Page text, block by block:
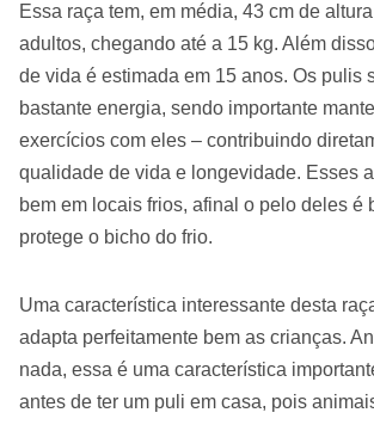
Essa raça tem, em média, 43 cm de
adultos, chegando até a 15 kg. Além
de vida é estimada em 15 anos. Os pulis
bastante energia, sendo importante
exercícios com eles – contribuindo
qualidade de vida e longevidade. Esses
bem em locais frios, afinal o pelo deles é
protege o bicho do frio.
Uma característica interessante desta
adapta perfeitamente bem as crianças.
nada, essa é uma característica
antes de ter um puli em casa, pois